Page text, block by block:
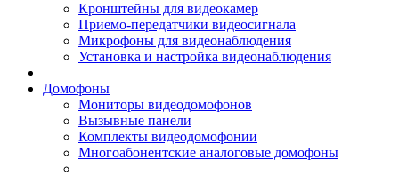
Кронштейны для видеокамер
Приемо-передатчики видеосигнала
Микрофоны для видеонаблюдения
Установка и настройка видеонаблюдения
Домофоны
Мониторы видеодомофонов
Вызывные панели
Комплекты видеодомофонии
Многоабонентские аналоговые домофоны